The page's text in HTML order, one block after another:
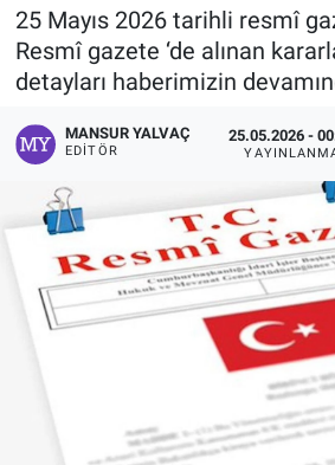
25 Mayıs 2026 tarihli resmî
Resmî gazete ‘de alınan
detayları haberimizin
MANSUR YALVAÇ
EDITÖR
25.05.2026 -